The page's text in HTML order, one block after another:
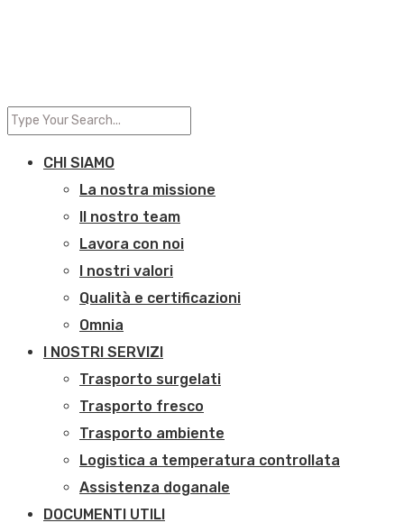
CHI SIAMO
La nostra missione
Il nostro team
Lavora con noi
I nostri valori
Qualità e certificazioni
Omnia
I NOSTRI SERVIZI
Trasporto surgelati
Trasporto fresco
Trasporto ambiente
Logistica a temperatura controllata
Assistenza doganale
DOCUMENTI UTILI